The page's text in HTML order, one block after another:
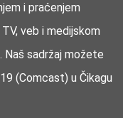
i praćenjem
veb i medijskom
sadržaj možete
(Comcast) u Čikagu